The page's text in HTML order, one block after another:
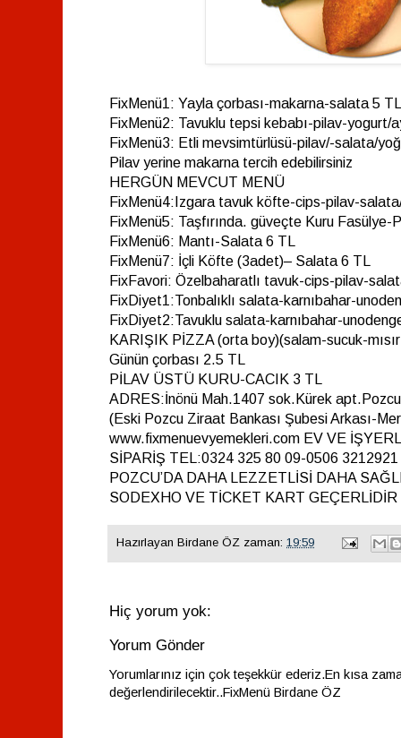
FixMenü1: Yayla çorbası-makarna-salata 5 TL
FixMenü2: Tavuklu tepsi kebabı-pilav-yogurt/
FixMenü3: Etli mevsimtürlüsü-pilav/-salata/
Pilav yerine makarna tercih edebilirsiniz
HERGÜN MEVCUT MENÜ
FixMenü4:Izgara tavuk köfte-cips-pilav-
FixMenü5: Taşfırında. güveçte Kuru Fasülye-
FixMenü6: Mantı-Salata 6 TL
FixMenü7: İçli Köfte (3adet)– Salata 6 TL
FixFavori: Özelbaharatlı tavuk-cips-pilav-
FixDiyet1:Tonbalıklı salata-karnıbahar-
FixDiyet2:Tavuklu salata-karnıbahar-
KARIŞIK PİZZA (orta boy)(salam-sucuk-
Günün çorbası 2.5 TL
PİLAV ÜSTÜ KURU-CACIK 3 TL
ADRES:İnönü Mah.1407 sok.Kürek
(Eski Pozcu Ziraat Bankası Şubesi Arkası-
www.fixmenuevyemekleri.com EV VE
SİPARİŞ TEL:0324 325 80 09-0506 3212921
POZCU’DA DAHA LEZZETLİSİ DAHA
SODEXHO VE TİCKET KART GEÇERLİDİR
Hazırlayan Birdane ÖZ zaman: 19:59
Hiç yorum yok:
Yorum Gönder
Yorumlarınız için çok teşekkür ederiz.En kısa
değerlendirilecektir..FixMenü Birdane ÖZ